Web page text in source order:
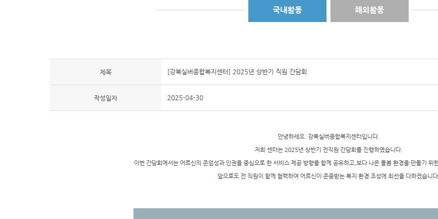
국내활동 해외활동
제목 [강북실버종합복지센터] 2025년 상반기 직원 간담회
작성일자 2025-04-30
안녕하세요. 강북실버종합복지센터입니다.
저희 센터는 2025년 상반기 전직원 간담회를 진행하였습니다.
이번 간담회에서는 어르신의 존엄성과 인권을 중심으로 한 서비스 제공 방향을 함께 공유하고, 보다 나은 돌봄 환경을 만들기 위
앞으로도 전 직원이 함께 협력하여 어르신이 존중받는 복지 환경 조성에 최선을 다하겠습니다.